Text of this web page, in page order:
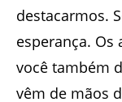
destacarmos.
esperança. Os
você também
vêm de mãos